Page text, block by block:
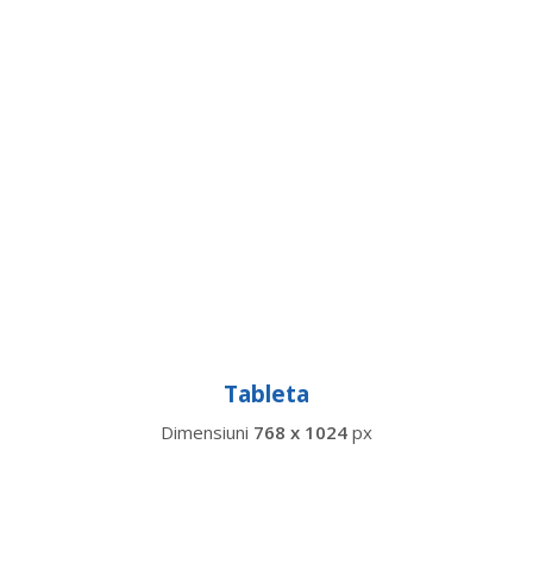
Tableta
Dimensiuni 768 x 1024px